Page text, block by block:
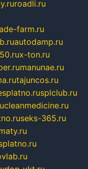
roadli.ru
farm.ru
autodamp.ru
x-ton.ru
manunae.ru
tajuncos.ru
splclub.ru
cleanmedicine.ru
seks-365.ru